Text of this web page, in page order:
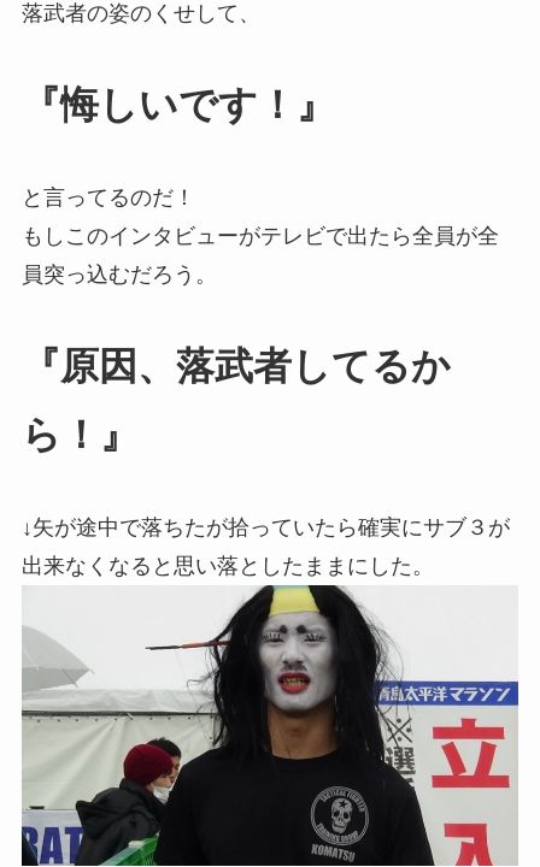
落武者の姿のくせして、
『悔しいです！』
と言ってるのだ！
もしこのインタビューがテレビで出たら全員が全
員突っ込むだろう。
『原因、落武者してるか
ら！』
↓矢が途中で落ちたが拾っていたら確実にサブ３が
出来なくなると思い落としたままにした。